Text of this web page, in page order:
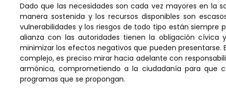
Dado que las necesidades son cada vez mayores en la
manera sostenida y los recursos disponibles son
vulnerabilidades y los riesgos de todo tipo están
alianza con las autoridades tienen la obligación
minimizar los efectos negativos que pueden
complejo, es preciso mirar hacia adelante con
armónica, comprometiendo a la ciudadanía para que
programas que se propongan.